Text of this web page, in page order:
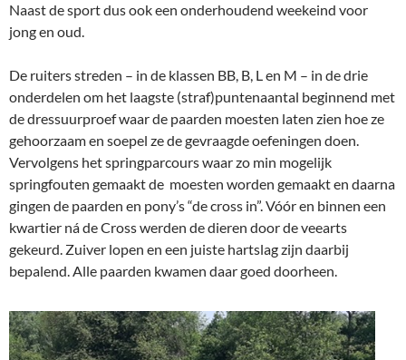
Naast de sport dus ook een onderhoudend weekeind voor
jong en oud.
De ruiters streden – in de klassen BB, B, L en M – in de drie
onderdelen om het laagste (straf)puntenaantal beginnend met
de dressuurproef waar de paarden moesten laten zien hoe ze
gehoorzaam en soepel ze de gevraagde oefeningen doen.
Vervolgens het springparcours waar zo min mogelijk
springfouten gemaakt de moesten worden gemaakt en daarna
gingen de paarden en pony’s “de cross in”. Vóór en binnen een
kwartier ná de Cross werden de dieren door de veearts
gekeurd. Zuiver lopen en een juiste hartslag zijn daarbij
bepalend. Alle paarden kwamen daar goed doorheen.